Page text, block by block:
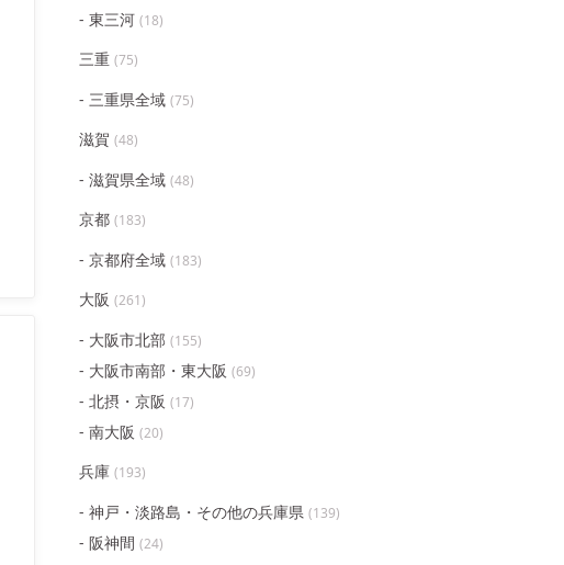
東三河 (18)
三重 (75)
三重県全域 (75)
滋賀 (48)
滋賀県全域 (48)
京都 (183)
京都府全域 (183)
大阪 (261)
大阪市北部 (155)
大阪市南部・東大阪 (69)
北摂・京阪 (17)
南大阪 (20)
兵庫 (193)
神戸・淡路島・その他の兵庫県 (139)
阪神間 (24)